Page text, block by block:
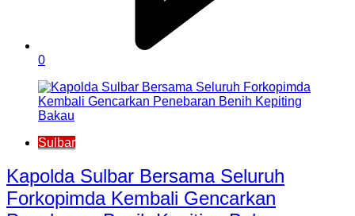
0
Sulbar
Kapolda Sulbar Bersama Seluruh
Forkopimda Kembali Gencarkan